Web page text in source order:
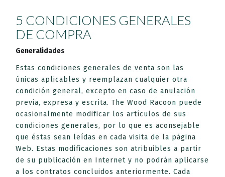
5 CONDICIONES GENERALES
DE COMPRA
Generalidades
Estas condiciones generales de venta son las
únicas aplicables y reemplazan cualquier otra
condición general, excepto en caso de anulación
previa, expresa y escrita. The Wood Racoon puede
ocasionalmente modificar los artículos de sus
condiciones generales, por lo que es aconsejable
que éstas sean leídas en cada visita de la página
Web. Estas modificaciones son atribuibles a partir
de su publicación en Internet y no podrán aplicarse
a los contratos concluidos anteriormente. Cada